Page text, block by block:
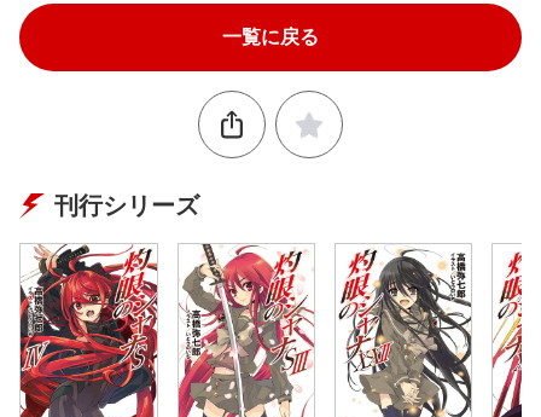
一覧に戻る
刊行シリーズ